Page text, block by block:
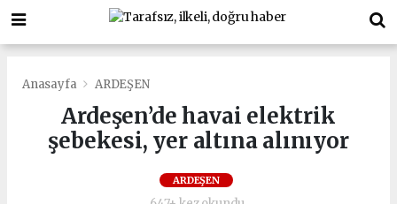
Anasayfa ARDEŞEN
Ardeşen’de havai elektrik
şebekesi, yer altına alınıyor
ARDEŞEN